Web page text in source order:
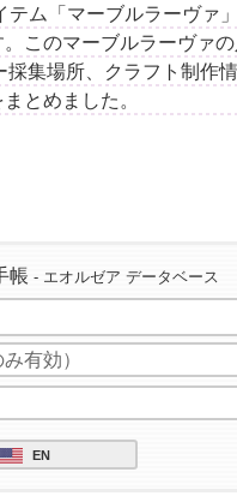
テム「マーブルラーヴァ
このマーブルラーヴァ
採集場所、クラフト制作
とめました。
帳 - エオルゼア データベース
EN